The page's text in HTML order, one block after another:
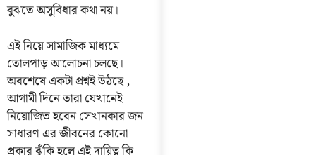
বুঝতে অসুবিধার কথা নয়।
এই নিয়ে সামাজিক মাধ্যমে
তোলপাড় আলোচনা চলছে।
অবশেষে একটা প্রশ্নই উঠছে ,
আগামী দিনে তারা যেখানেই
নিয়োজিত হবেন সেখানকার জন
সাধারণ এর জীবনের কোনো